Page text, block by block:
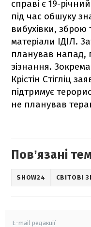
справі є 19-
під час обшуку
вибухівки, зброю
матеріали ІДІЛ.
планував напад,
зізнання.
Крістін Стігліц
підтримує
не планував
Повʼязані
SHOW24 СВІТОВІ
E-mail редакції